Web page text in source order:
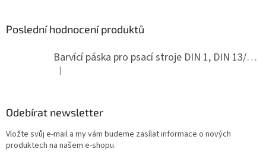
Poslední hodnocení produktů
Barvící páska pro psací stroje DIN 1, DIN 13/10, LAND, PA červenočerná
Hodnocení produktu je 5 z 5 hvězdiček.
|
Odebírat newsletter
Vložte svůj e-mail a my vám budeme zasílat informace o nových
produktech na našem e-shopu.